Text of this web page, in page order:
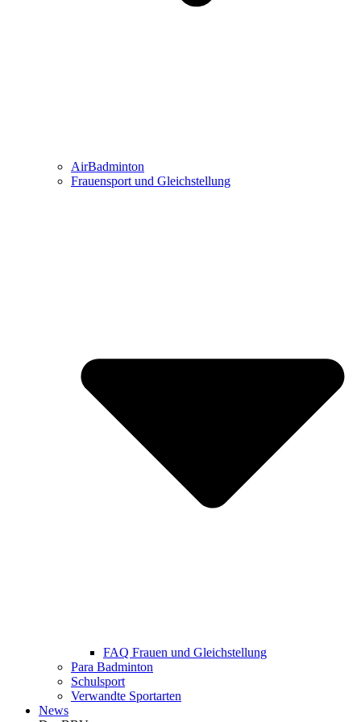
AirBadminton
Frauensport und Gleichstellung
FAQ Frauen und Gleichstellung
Para Badminton
Schulsport
Verwandte Sportarten
News